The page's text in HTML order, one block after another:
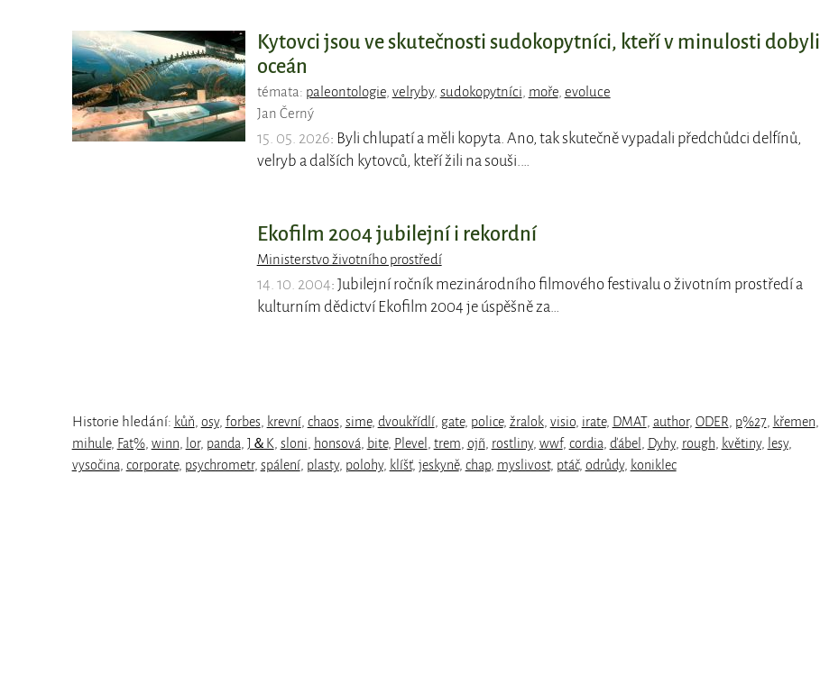
Kytovci jsou ve skutečnosti sudokopytníci, kteří v minulosti dobyli
oceán
témata: paleontologie, velryby, sudokopytníci moře, evoluce
Jan Černý
15. 05. 2026: Byli chlupatí a měli kopyta. Ano, tak skutečně vypadali předchůdci delfínů,
velryb a dalších kytovců, kteří žili na souši.…
Ekofilm 2004 jubilejní i rekordní
Ministerstvo životního prostředí
14. 10. 2004: Jubilejní ročník mezinárodního filmového festivalu o životním prostředí a
kulturním dědictví Ekofilm 2004 je úspěšně za…
Historie hledání: kůň osy, forbes krevní, chaos sime, dvoukřídlí, gate, police, žralok, visio, irate, DMAT, author, ODER p%27, křemen
mihule, Fat%, winn lor, panda J＆K sloni honsová bite, Plevel trem ojñ rostliny, wwf, cordia ďábel Dyhy, rough květiny, lesy,
vysočina corporate, psychrometr, spálení, plasty, polohy, klíšť, jeskyně, chap, myslivost, ptáč, odrůdy, koniklec